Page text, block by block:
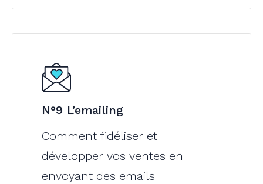
N°9 L’emailing
Comment fidéliser et
développer vos ventes en
envoyant des emails